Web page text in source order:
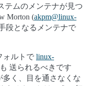
テムのメンテナが見つ
Morton (akpm@linux-
段となるメンテナで
ォルトで linux-
送られるべきです
く、目を通さなくな